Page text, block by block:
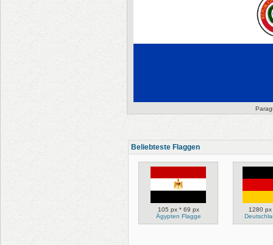
Beliebteste Flaggen
105 px * 69 px
Ägypten Flagge
1280 px